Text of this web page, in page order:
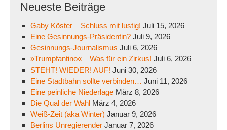
Neueste Beiträge
Gaby Köster – Schluss mit lustig! Juli 15, 2026
Eine Gesinnungs-Präsidentin? Juli 9, 2026
Gesinnungs-Journalismus Juli 6, 2026
»Trumpfantino« – Was für ein Zirkus! Juli 6, 2026
STEHT! WIEDER! AUF! Juni 30, 2026
Eine Stadtbahn sollte verbinden… Juni 11, 2026
Eine peinliche Niederlage März 8, 2026
Die Qual der Wahl März 4, 2026
Weiß-Zeit (aka Winter) Januar 9, 2026
Berlins Unregierender Januar 7, 2026